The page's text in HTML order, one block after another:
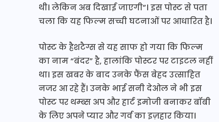
थी। लेकिन अब दिखाई जाएगी”। इस पोस्ट से पता
चला कि यह फिल्म सच्ची घटनाओं पर आधारित है।
पोस्ट के हैशटैग्स से यह साफ हो गया कि फिल्म
का नाम “बंदर” है, हालांकि पोस्टर पर टाइटल नहीं
था। इस खबर के बाद उनके फैंस बेहद उत्साहित
नजर आ रहे हैं। उनके भाई सनी देओल ने भी इस
पोस्ट पर थम्ब्स अप और हार्ट इमोजी बनाकर बॉबी
के लिए अपने प्यार और गर्व का इज़हार किया।